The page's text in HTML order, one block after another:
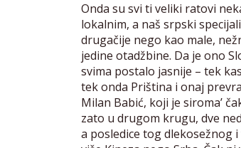
Onda su svi ti veliki ratovi
lokalnim, a naš srpski
drugačije nego kao male,
jedine otadžbine. Da je ono
svima postalo jasnije – tek
tek onda Priština i onaj
Milan Babić, koji je siroma’
zato u drugom krugu, dve
a posledice tog dlekosežnog